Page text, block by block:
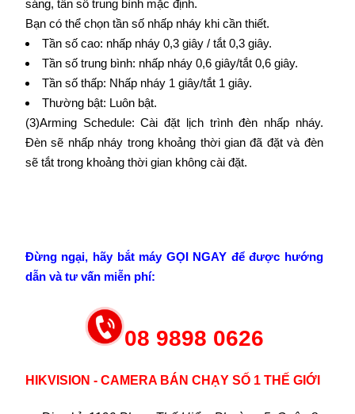
sáng, tần số trung bình mặc định.
Bạn có thể chọn tần số nhấp nháy khi cần thiết.
Tần số cao: nhấp nháy 0,3 giây / tắt 0,3 giây.
Tần số trung bình: nhấp nháy 0,6 giây/tắt 0,6 giây.
Tần số thấp: Nhấp nháy 1 giây/tắt 1 giây.
Thường bật: Luôn bật.
(3)Arming Schedule: Cài đặt lịch trình đèn nhấp nháy.
Đèn sẽ nhấp nháy trong khoảng thời gian đã đặt và đèn
sẽ tắt trong khoảng thời gian không cài đặt.
Đừng ngại, hãy bắt máy GỌI NGAY để được hướng
dẫn và tư vấn miễn phí:
08 9898 0626
HIKVISION - CAMERA BÁN CHẠY SỐ 1 THẾ GIỚI